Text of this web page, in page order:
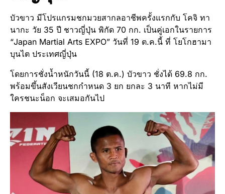
บัวขาว มีโปรแกรมชกมวยสากลอาชีพครั้งแรกกับ โคจิ ทา
นากะ วัย 35 ปี ชาวญี่ปุ่น พิกัด 70 กก. เป็นคู่เอกในรายการ
“Japan Martial Arts EXPO” วันที่ 19 ต.ค.นี้ ที่ โยโกฮามา
บุนไต ประเทศญี่ปุ่น
โดยการชั่งน้ำหนักวันนี้ (18 ต.ค.) บัวขาว ชั่งได้ 69.8 กก.
พร้อมขึ้นสังเวียนชกกำหนด 3 ยก ยกละ 3 นาที หากไม่มี
ใครชนะน็อก จะเสมอกันไป